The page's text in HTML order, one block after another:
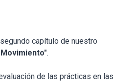
capítulo de nuestro
.
de las prácticas en las